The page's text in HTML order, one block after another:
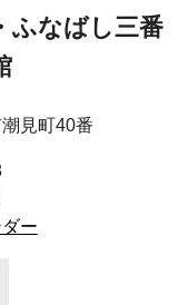
ふなばし三番
見町40番
ー